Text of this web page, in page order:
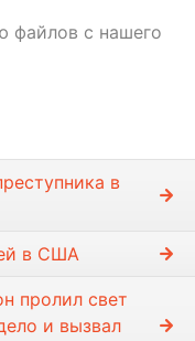
файлов с нашего
в
в США
пролил свет
и вызвал